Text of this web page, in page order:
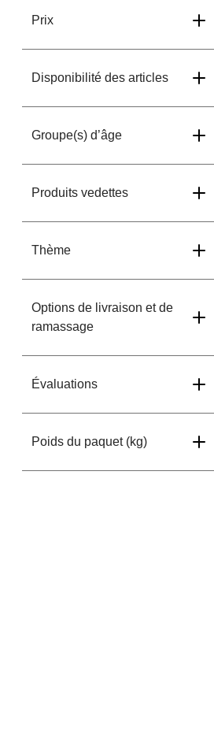
Prix
Disponibilité des articles
Groupe(s) d’âge
Produits vedettes
Thème
Options de livraison et de
ramassage
Évaluations
Poids du paquet (kg)